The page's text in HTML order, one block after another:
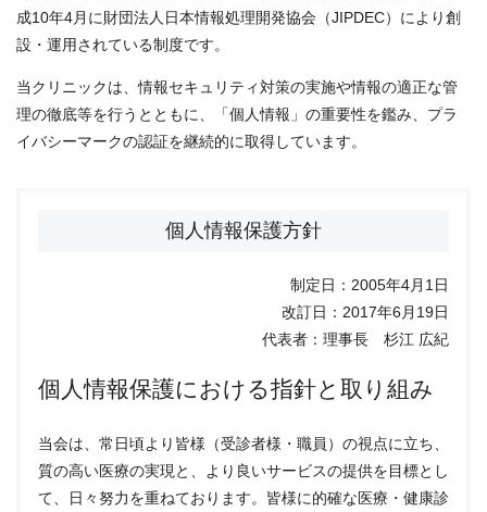
成10年4月に財団法人日本情報処理開発協会（JIPDEC）により創
設・運用されている制度です。
当クリニックは、情報セキュリティ対策の実施や情報の適正な管
理の徹底等を行うとともに、「個人情報」の重要性を鑑み、プラ
イバシーマークの認証を継続的に取得しています。
個人情報保護方針
制定日：2005年4月1日
改訂日：2017年6月19日
代表者：理事長 杉江 広紀
個人情報保護における指針と取り組み
当会は、常日頃より皆様（受診者様・職員）の視点に立ち、
質の高い医療の実現と、より良いサービスの提供を目標とし
て、日々努力を重ねております。皆様に的確な医療・健康診